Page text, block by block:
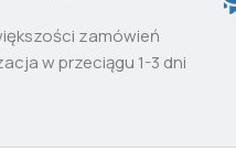
zamówień
w przeciągu 1-3 dni